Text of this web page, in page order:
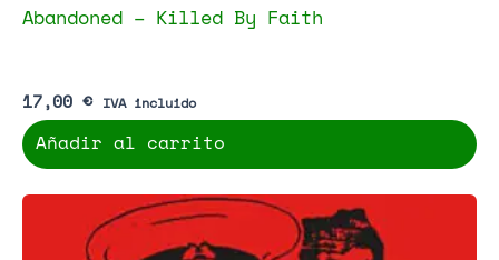
Abandoned – Killed By Faith
17,00 € IVA incluido
Añadir al carrito